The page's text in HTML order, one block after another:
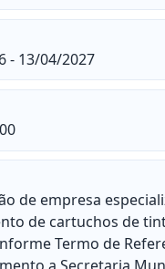
- 13/04/2027
de empresa
de cartuchos de
Termo de